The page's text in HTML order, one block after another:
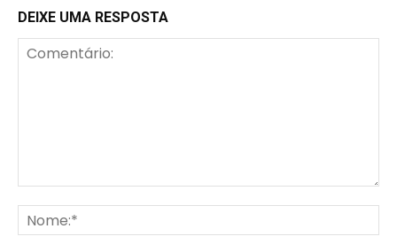
DEIXE UMA RESPOSTA